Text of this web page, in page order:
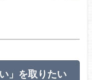
」を取りたい